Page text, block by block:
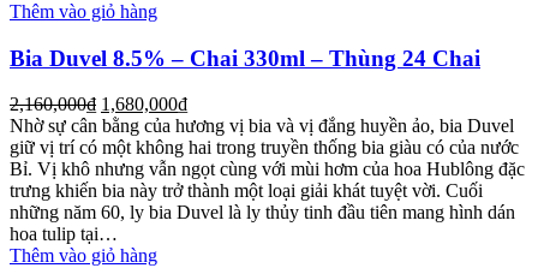
Thêm vào giỏ hàng
Bia Duvel 8.5% – Chai 330ml – Thùng 24 Chai
2,160,000₫ 1,680,000₫
Nhờ sự cân bằng của hương vị bia và vị đắng huyền ảo, bia Duvel
giữ vị trí có một không hai trong truyền thống bia giàu có của nước
Bỉ. Vị khô nhưng vẫn ngọt cùng với mùi hơm của hoa Hublông đặc
trưng khiến bia này trở thành một loại giải khát tuyệt vời. Cuối
những năm 60, ly bia Duvel là ly thủy tinh đầu tiên mang hình dán
hoa tulip tại…
Thêm vào giỏ hàng